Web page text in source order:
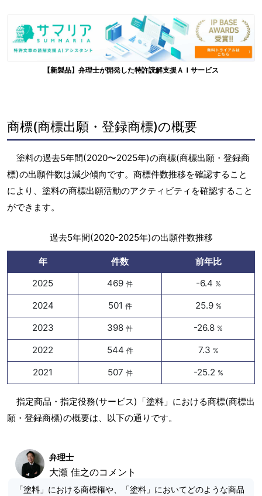
【新製品】弁理士が開発した特許読解支援ＡＩサービス
商標(商標出願・登録商標)の概要
塗料の過去5年間(2020〜2025年)の商標(商標出願・登録商
標)の出願件数は減少傾向です。商標件数推移を確認すること
により、塗料の商標出願活動のアクティビティを確認すること
ができます。
過去5年間(2020-2025年)の出願件数推移
年 件数
前年比
2025
469 件 -6.4 %
2024 501 件 25.9 %
2023 398 件 -26.8 %
2022 544 件 7.3 %
2021 507 件 -25.2 %
指定商品・指定役務(サービス)「塗料」における商標(商標出
願・登録商標)の概要は、以下の通りです。
弁理士
大瀬 佳之のコメント
「塗料」における商標権や、「塗料」においてどのような商品